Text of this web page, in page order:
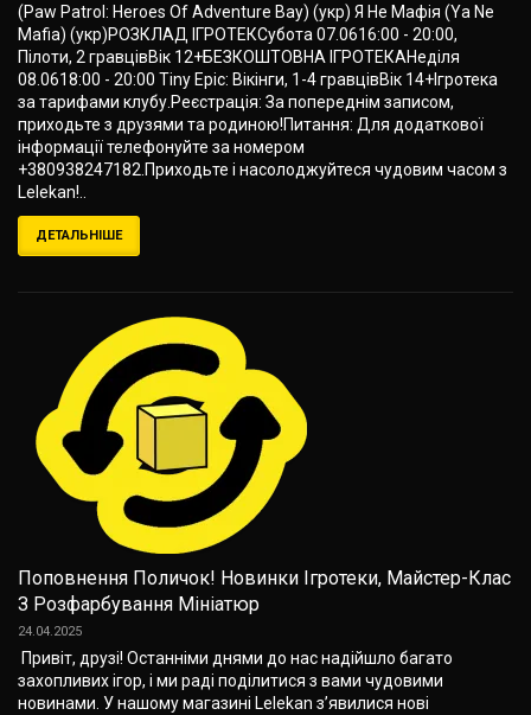
(Paw Patrol: Heroes Of Adventure Bay) (укр) Я Не Мафія (Ya Ne
Mafia) (укр)РОЗКЛАД ІГРОТЕКСубота 07.0616:00 - 20:00,
Пілоти, 2 гравцівВік 12+БЕЗКОШТОВНА ІГРОТЕКАНеділя
08.0618:00 - 20:00 Tiny Epic: Вікінги, 1-4 гравцівВік 14+Ігротека
за тарифами клубу.Реєстрація: За попереднім записом,
приходьте з друзями та родиною!Питання: Для додаткової
інформації телефонуйте за номером
+380938247182.Приходьте і насолоджуйтеся чудовим часом з
Lelekan!..
ДЕТАЛЬНІШЕ
Поповнення Поличок! Новинки Ігротеки, Майстер-Клас
З Розфарбування Мініатюр
24.04.2025
Привіт, друзі! Останніми днями до нас надійшло багато
захопливих ігор, і ми раді поділитися з вами чудовими
новинами. У нашому магазині Lelekan з’явилися нові